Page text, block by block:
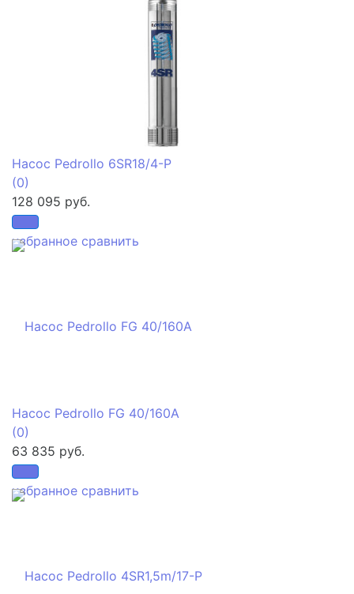
избранное сравнить
Насос Pedrollo 6SR18/4-P
(0)
128 095 руб.
избранное сравнить
Насос Pedrollo FG 40/160A
(0)
63 835 руб.